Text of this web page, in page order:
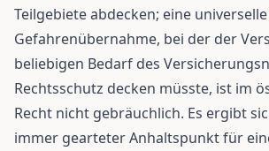
Teilgebiete abdecken; eine universelle
Gefahrenübernahme, bei der der
beliebigen Bedarf des
Rechtsschutz decken müsste, ist im
Recht nicht gebräuchlich. Es ergibt
immer gearteter Anhaltspunkt für